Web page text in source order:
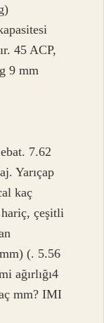
45 ACP,
9 mm
7.62
Yarıçap
kaç
çeşitli
(. 5.56
ağırlığı4
mm? IMI